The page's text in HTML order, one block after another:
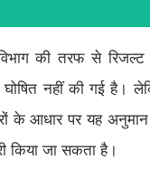
की तरफ से रिजल्ट
नहीं की गई है।
आधार पर यह अनुमान
किया जा सकता है।